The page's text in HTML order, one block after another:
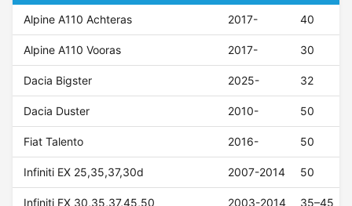
Alpine A110 Achteras 2017- 40
Alpine A110 Vooras 2017- 30
Dacia Bigster 2025- 32
Dacia Duster 2010- 50
Fiat Talento 2016- 50
Infiniti EX 25,35,37,30d 2007-2014 50
Infiniti FX 30,35,37,45,50 2003-2014 35–45